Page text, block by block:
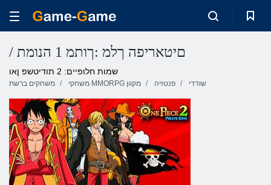
/ םיטאריפה ךלמ :ךותמ 1 הנומת
שמות חלופיים: 2 תודיטשפ ןאו
משחקים ברשת משחקי MMORPG מקוון פנטזיה שודדי